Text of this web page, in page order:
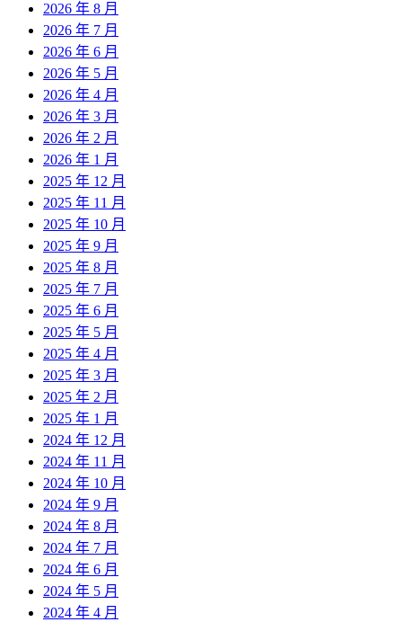
2026 年 8 月
2026 年 7 月
2026 年 6 月
2026 年 5 月
2026 年 4 月
2026 年 3 月
2026 年 2 月
2026 年 1 月
2025 年 12 月
2025 年 11 月
2025 年 10 月
2025 年 9 月
2025 年 8 月
2025 年 7 月
2025 年 6 月
2025 年 5 月
2025 年 4 月
2025 年 3 月
2025 年 2 月
2025 年 1 月
2024 年 12 月
2024 年 11 月
2024 年 10 月
2024 年 9 月
2024 年 8 月
2024 年 7 月
2024 年 6 月
2024 年 5 月
2024 年 4 月